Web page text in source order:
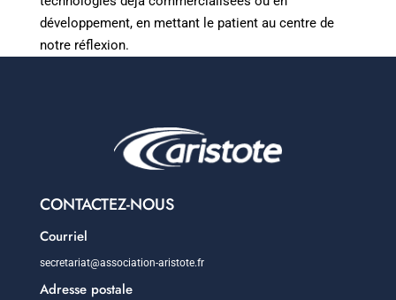
développement, en mettant le patient au centre de
notre réflexion.
CONTACTEZ-NOUS
Courriel
secretariat@association-aristote.fr
Adresse postale